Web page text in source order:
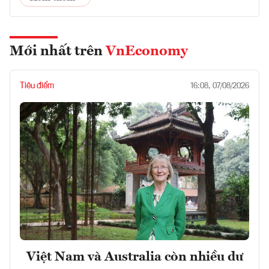
Mới nhất trên VnEconomy
Tiêu điểm 16:08, 07/08/2026
Việt Nam và Australia còn nhiều dư